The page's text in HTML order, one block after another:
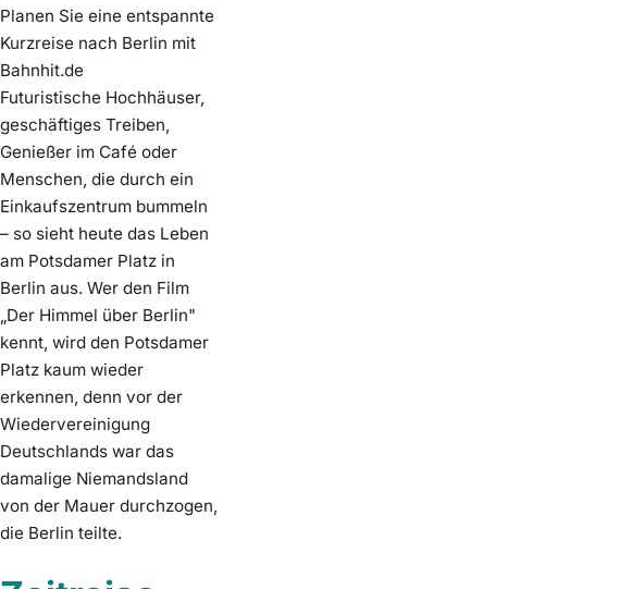
Planen Sie eine entspannte
Kurzreise nach Berlin mit
Bahnhit.de
Futuristische Hochhäuser,
geschäftiges Treiben,
Genießer im Café oder
Menschen, die durch ein
Einkaufszentrum bummeln
– so sieht heute das Leben
am Potsdamer Platz in
Berlin aus. Wer den Film
„Der Himmel über Berlin"
kennt, wird den Potsdamer
Platz kaum wieder
erkennen, denn vor der
Wiedervereinigung
Deutschlands war das
damalige Niemandsland
von der Mauer durchzogen,
die Berlin teilte.